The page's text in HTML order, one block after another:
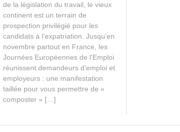
de la législation du travail, le vieux
continent est un terrain de
prospection privilégié pour les
candidats à l’expatriation. Jusqu’en
novembre partout en France, les
Journées Européennes de l’Emploi
réunissent demandeurs d’emploi et
employeurs : une manifestation
taillée pour vous permettre de «
composter » […]